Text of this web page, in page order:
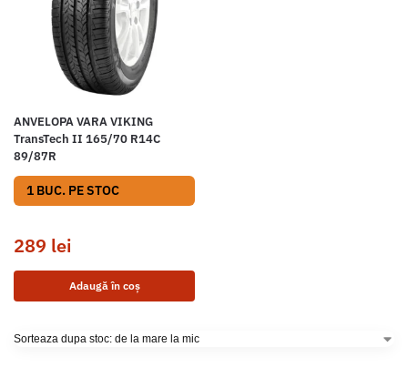
ANVELOPA VARA VIKING
TransTech II 165/70 R14C
89/87R
1 BUC. PE STOC
289 lei
Adaugă în coș